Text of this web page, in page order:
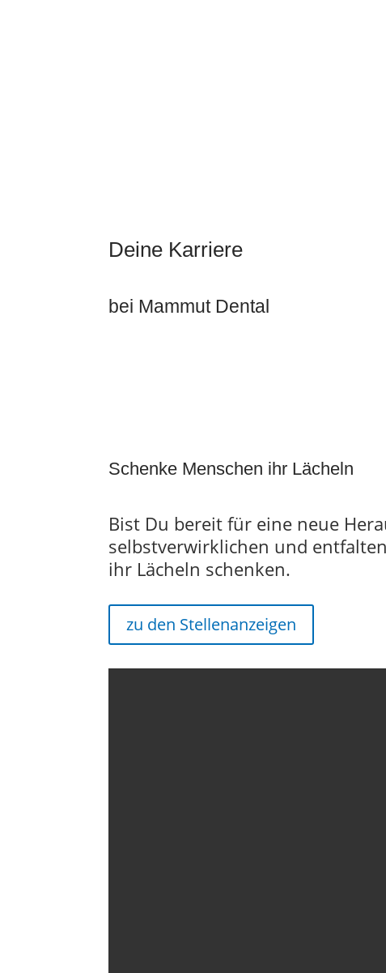
Deine Karriere
bei Mammut Dental
Schenke Menschen ihr Lächeln
Bist Du bereit für eine neue
selbstverwirklichen und
ihr Lächeln schenken.
zu den Stellenanzeigen